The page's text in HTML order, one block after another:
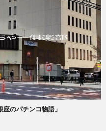
のパチンコ物語」